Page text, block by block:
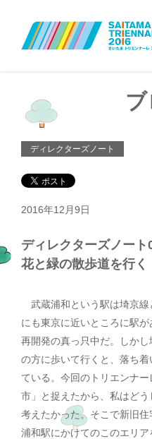
2016年12月9日
ディレクターズノート
ディレクターズノート
花と緑の散歩道を行く
武蔵浦和という駅は埼京線
にも東京に近いところに駅
再開発の真っ只中だ。しか
の方に歩いて行くと、落ち
ている。今回のトリエンナ
市」と捉えたから、私はど
考えたかった。そこで新旧
浦和駅にかけてのこのエリ